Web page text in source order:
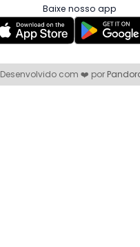
Baixe nosso app
Desenvolvido com ❤️ por